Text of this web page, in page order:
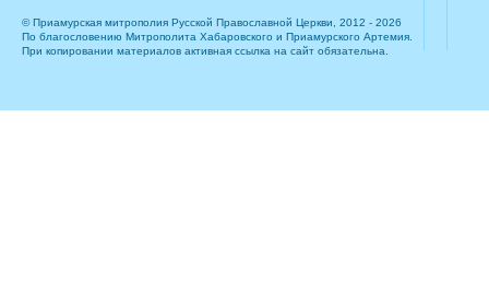
© Приамурская митрополия Русской Православной Церкви, 2012 - 2026
По благословению Митрополита Хабаровского и Приамурского Артемия.
При копировании материалов активная ссылка на сайт обязательна.